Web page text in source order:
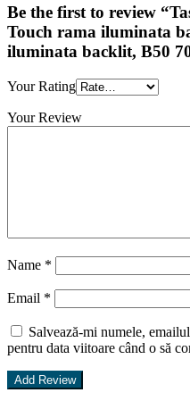
Be the first to review
Touch rama iluminata
iluminata backlit, B50
Your Rating
Your Review
Name *
Email *
Salvează-mi numele,
pentru data viitoare când o să